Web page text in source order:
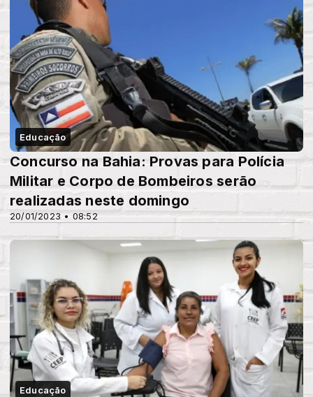
Educação
20/01/2023 • 08:52
Concurso na Bahia: Provas para Polícia
Militar e Corpo de Bombeiros serão
realizadas neste domingo
Educação